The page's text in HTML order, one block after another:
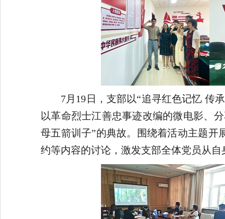
7月19日，支部以“追寻红色记忆 传
以革命烈士江善忠事迹改编的微电影、
母五箭训子”的典故。围绕着活动主题
约等内容的讨论，激发支部全体党员从